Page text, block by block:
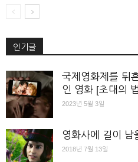
인기글
국제영화제를 뒤
인 영화 [초대의
2023년 5월 3일
영화사에 길이 남
2018년 7월 13일